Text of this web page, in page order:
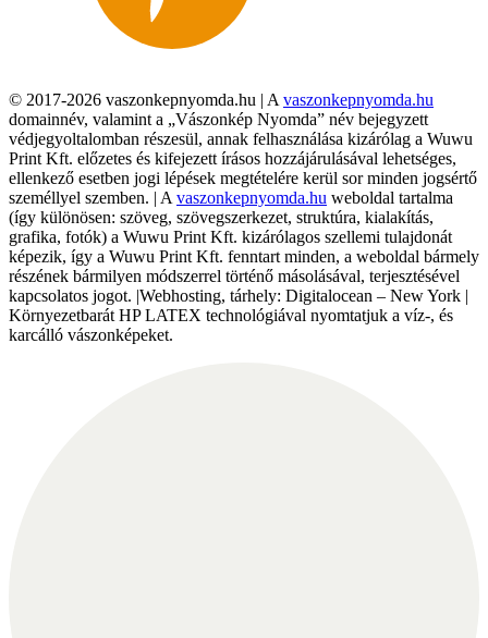
© 2017-2026 vaszonkepnyomda.hu | A vaszonkepnyomda.hu
domainnév, valamint a „Vászonkép Nyomda” név bejegyzett
védjegyoltalomban részesül, annak felhasználása kizárólag a Wuwu
Print Kft. előzetes és kifejezett írásos hozzájárulásával lehetséges,
ellenkező esetben jogi lépések megtételére kerül sor minden jogsértő
személlyel szemben. | A vaszonkepnyomda.hu weboldal tartalma
(így különösen: szöveg, szövegszerkezet, struktúra, kialakítás,
grafika, fotók) a Wuwu Print Kft. kizárólagos szellemi tulajdonát
képezik, így a Wuwu Print Kft. fenntart minden, a weboldal bármely
részének bármilyen módszerrel történő másolásával, terjesztésével
kapcsolatos jogot. |Webhosting, tárhely: Digitalocean – New York |
Környezetbarát HP LATEX technológiával nyomtatjuk a víz-, és
karcálló vászonképeket.